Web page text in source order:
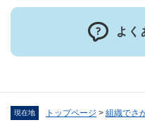
現在地 トップページ > 組織でさ
よく